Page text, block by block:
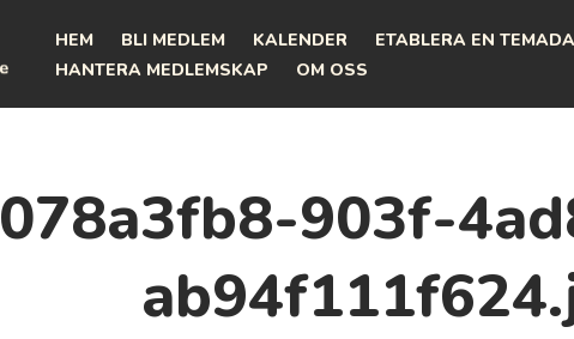
HEM BLI MEDLEM KALENDER ETABLERA EN
HANTERA MEDLEMSKAP
OM OSS
078a3fb8-903f-